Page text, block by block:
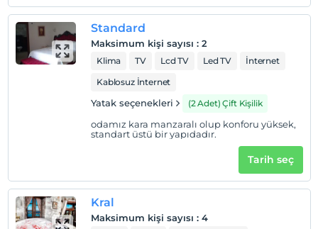
Sahil
Otelimiz denize sıfır konumda olup, Mambo Beach
Club'un plajı ile anlaşmalıdır. Mambo Beach otelimize 5
km mesafededir. Hafta içi giriş ücretsizdir.
Haritada Göster
Otel koşulları
Check/in
En erken saat 14:00 ve sonrası
Standard
Maksimum kişi sayısı : 2
Klima TV Lcd TV Led TV
İnternet
Kablosuz İnternet
Yatak seçenekleri (2 Adet) Çift Kişilik
odamız kara manzaralı olup konforu yüksek,
standart üstü bir yapıdadır.
Tarih seç
Kral
Maksimum kişi sayısı : 4